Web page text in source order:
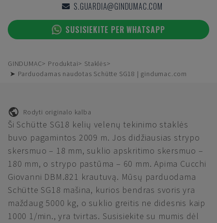
S.GUARDIA@GINDUMAC.COM
SUSISIEKITE PER WHATSAPP
GINDUMAC Produktai
Staklės
➤ Parduodamas naudotas Schütte SG18 | gindumac.com
Rodyti originalo kalba
Ši Schütte SG18 kelių velenų tekinimo staklės
buvo pagamintos 2009 m. Jos didžiausias strypo
skersmuo – 18 mm, suklio apskritimo skersmuo –
180 mm, o strypo pastūma – 60 mm. Apima Cucchi
Giovanni DBM.821 krautuvą. Mūsų parduodama
Schütte SG18 mašina, kurios bendras svoris yra
maždaug 5000 kg, o suklio greitis ne didesnis kaip
1000 1/min., yra tvirtas. Susisiekite su mumis dėl